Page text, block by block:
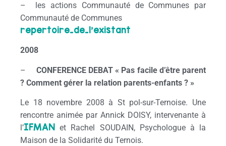
– les actions Communauté de Communes par
Communauté de Communes
repertoire_de_l’existant
2008
– CONFERENCE DEBAT « Pas facile d’être parent
? Comment gérer la relation parents-enfants ? »
Le 18 novembre 2008 à St pol-sur-Ternoise. Une
rencontre animée par Annick DOISY, intervenante à
l’IFMAN et Rachel SOUDAIN, Psychologue à la
Maison de la Solidarité du Ternois.